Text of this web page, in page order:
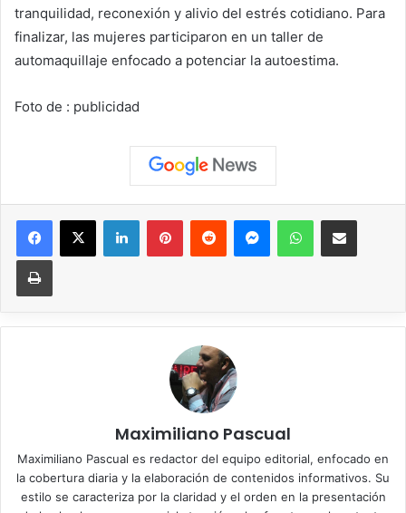
tranquilidad, reconexión y alivio del estrés cotidiano. Para
finalizar, las mujeres participaron en un taller de
automaquillaje enfocado a potenciar la autoestima.
Foto de : publicidad
Facebook
X LinkedInPinterestReddit MessengerWhatsAppCompartir vía correo
Imprimir
Maximiliano Pascual
Maximiliano Pascual es redactor del equipo editorial, enfocado en
la cobertura diaria y la elaboración de contenidos informativos. Su
estilo se caracteriza por la claridad y el orden en la presentación